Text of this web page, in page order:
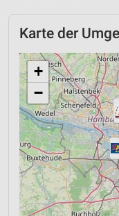
Karte der
+
−